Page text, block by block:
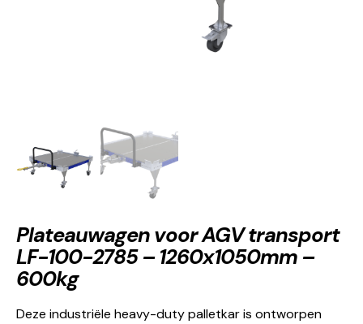
Plateauwagen voor AGV transport
LF-100-2785 – 1260x1050mm –
600kg
Deze industriële heavy-duty palletkar is ontworpen